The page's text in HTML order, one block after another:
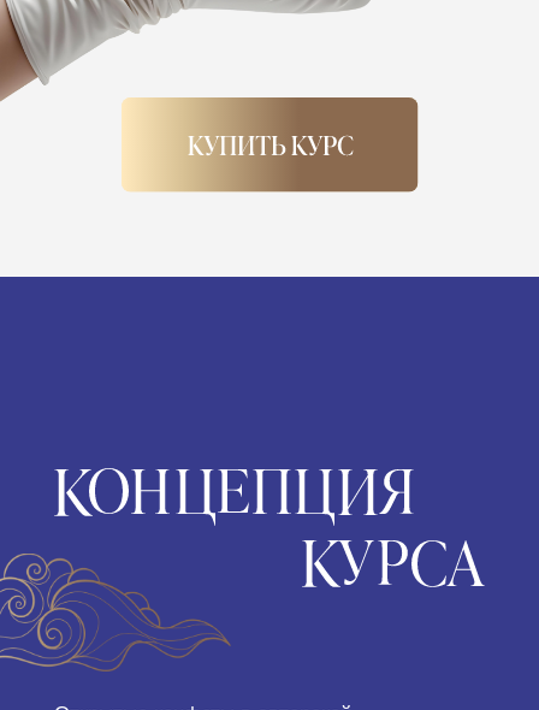
коллекции "KANAME" (Канамэ)
Каждая конфета —
момент, который можно
прожить.